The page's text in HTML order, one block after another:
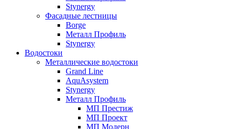
Stynergy
Фасадные лестницы
Borge
Металл Профиль
Stynergy
Водостоки
Металлические водостоки
Grand Line
AquAsystem
Stynergy
Металл Профиль
МП Престиж
МП Проект
МП Модерн